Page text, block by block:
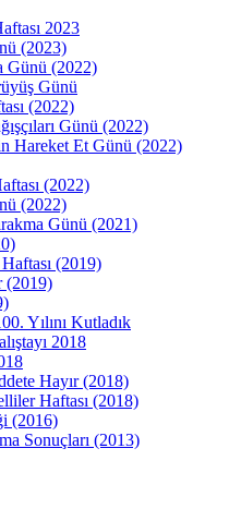
2023
(2023)
Günü (2022)
Günü
(2022)
Günü (2022)
Hareket Et Günü (2022)
(2022)
(2022)
Günü (2021)
(2019)
(2019)
Yılını Kutladık
2018
Hayır (2018)
Haftası (2018)
(2016)
Sonuçları (2013)